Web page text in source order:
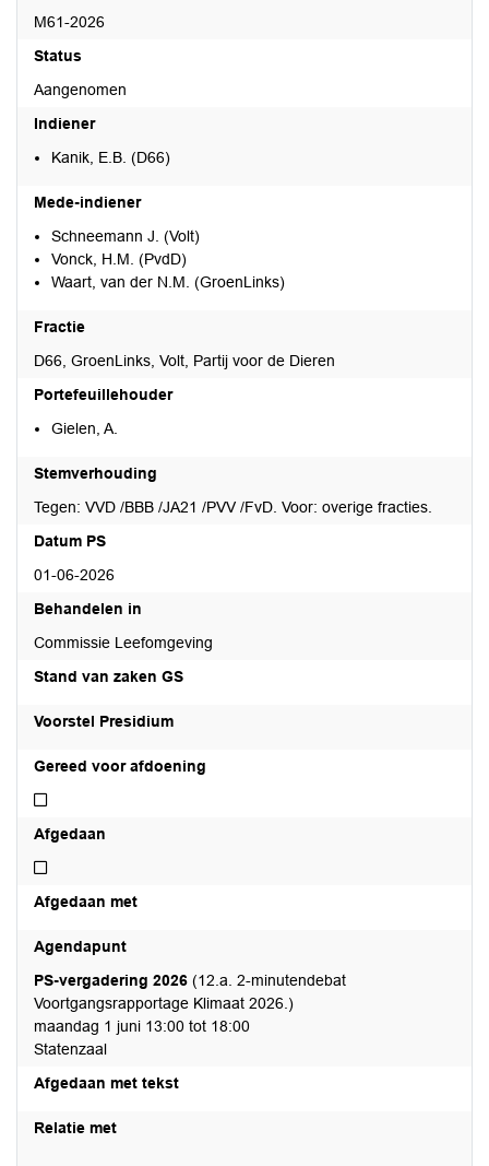
M61-2026
Status
Aangenomen
Indiener
Kanik, E.B. (D66)
Mede-indiener
Schneemann J. (Volt)
Vonck, H.M. (PvdD)
Waart, van der N.M. (GroenLinks)
Fractie
D66, GroenLinks, Volt, Partij voor de Dieren
Portefeuillehouder
Gielen, A.
Stemverhouding
Tegen: VVD /BBB /JA21 /PVV /FvD. Voor: overige fracties.
Datum PS
01-06-2026
Behandelen in
Commissie Leefomgeving
Stand van zaken GS
Voorstel Presidium
Gereed voor afdoening
Niet gereed voor afdoening
Afgedaan
Niet afgedaan
Afgedaan met
Agendapunt
PS-vergadering 2026 (12.a. 2-minutendebat
Voortgangsrapportage Klimaat 2026.)
maandag 1 juni 13:00 tot 18:00
Statenzaal
Afgedaan met tekst
Relatie met